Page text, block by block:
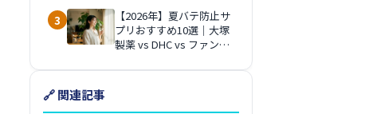
3
【2026年】夏バテ防止サ
プリおすすめ10選｜大塚
製薬 vs DHC vs ファンケ
🔗 関連記事